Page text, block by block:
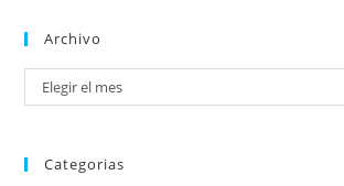
Archivo
Elegir el mes
Categorias